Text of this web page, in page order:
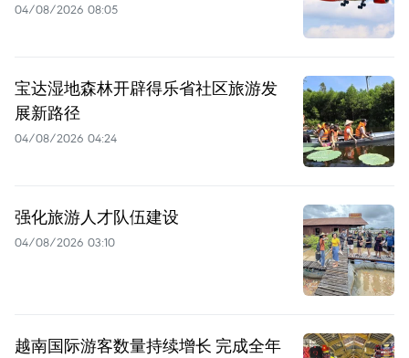
04/08/2026 08:05
宝达湿地森林开辟得乐省社区旅游发
展新路径
04/08/2026 04:24
强化旅游人才队伍建设
04/08/2026 03:10
越南国际游客数量持续增长 完成全年